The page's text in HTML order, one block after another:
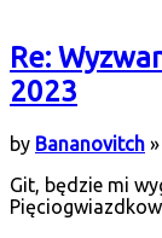
Re:
2023
by Bananovitch
Git, będzie mi